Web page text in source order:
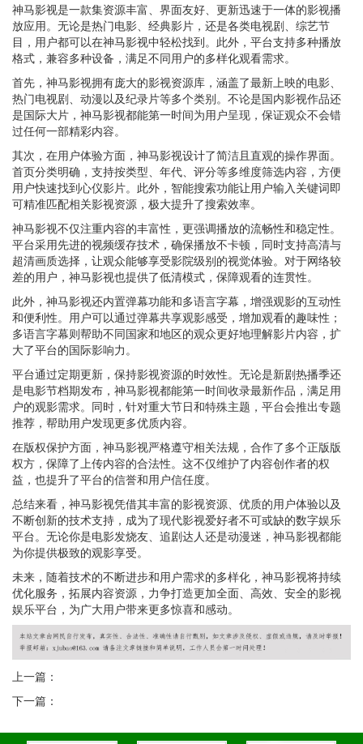
神马影视是一款集资源丰富、界面友好、更新迅速于一体的影视播
放应用。无论是热门电影、经典影片，还是各类电视剧、综艺节
目，用户都可以在神马影视中轻松找到。此外，平台支持多种播放
格式，兼容多种设备，满足不同用户的多样化观看需求。
首先，神马影视拥有庞大的影视资源库，涵盖了最新上映的电影、
热门电视剧、动漫以及纪录片等多个类别。不论是国内影视作品还
是国际大片，神马影视都能第一时间为用户呈现，保证观众不会错
过任何一部精彩内容。
其次，在用户体验方面，神马影视设计了简洁且直观的操作界面。
首页分类明确，支持按类型、年代、评分等多维度筛选内容，方便
用户快速找到心仪影片。此外，智能搜索功能让用户输入关键词即
可精准匹配相关影视资源，极大提升了搜索效率。
神马影视不仅注重内容的丰富性，更强调播放的流畅性和稳定性。
平台采用先进的视频缓存技术，确保播放不卡顿，同时支持高清与
超清画质选择，让观众能够享受影院级别的视觉体验。对于网络较
差的用户，神马影视也提供了低清模式，保障观看的连贯性。
此外，神马影视还内置弹幕功能和多语言字幕，增强观影的互动性
和便利性。用户可以通过弹幕共享观影感受，增加观看的趣味性；
多语言字幕则帮助不同国家和地区的观众更好地理解影片内容，扩
大了平台的国际影响力。
平台通过定期更新，保持影视资源的时效性。无论是新剧热播季还
是电影节档期发布，神马影视都能第一时间收录最新作品，满足用
户的观影需求。同时，针对重大节日和特殊主题，平台会推出专题
推荐，帮助用户发现更多优质内容。
在版权保护方面，神马影视严格遵守相关法规，合作了多个正版版
权方，保障了上传内容的合法性。这不仅维护了内容创作者的权
益，也提升了平台的信誉和用户信任度。
总结来看，神马影视凭借其丰富的影视资源、优质的用户体验以及
不断创新的技术支持，成为了现代影视爱好者不可或缺的数字娱乐
平台。无论你是电影发烧友、追剧达人还是动漫迷，神马影视都能
为你提供极致的观影享受。
未来，随着技术的不断进步和用户需求的多样化，神马影视将持续
优化服务，拓展内容资源，力争打造更加全面、高效、安全的影视
娱乐平台，为广大用户带来更多惊喜和感动。
上一篇：
下一篇：